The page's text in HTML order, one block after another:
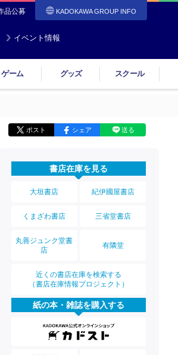
品公募 KADOKAWA GROUP INFO
イベント情報
ゲーム グッズ スクール
ポスト シェア 送る
書店在庫を見る
大垣書店 紀伊國屋書店
くまざわ書店 三省堂書店
丸善ジュンク堂書
店
有隣堂
近くの書店在庫を検索する
（書店在庫情報プロジェクト）
紙の本・雑誌を購入する